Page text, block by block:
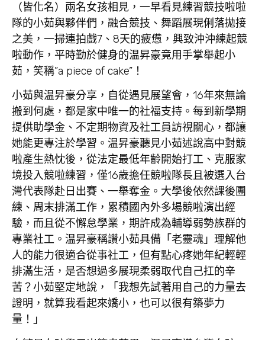
（皆化名）兩名女孩相見，一早看見練習競技啦啦
隊的小茹與夥伴們，融合競技、舞蹈展現俐落拋接
之美，一掃連拍戲7、8天的疲憊，興致沖沖練起競
啦動作，平時勤於健身的温昇豪竟用手掌舉起小
茹，笑稱”a piece of cake”！
小茹與温昇豪分享， 自從遇見展望會， 16年來無論
搬到何處，都是家中唯一的社福支持。每到新學期
提供助學金、不定期物資及社工員訪視關心，都讓
她能更專注於學習。温昇豪聽見小茹述說高中對競
啦產生熱忱後，從法定最低年齡開始打工、克服家
境投入競啦練習，僅16歲擔任競啦隊長且被選入台
灣代表隊赴日出賽、一舉奪金。大學後依然課後團
練、周末排滿工作，累積國內外多場競啦演出經
驗，而且從不懈怠學業，期許成為輔導弱勢族群的
專業社工。温昇豪稱讚小茹具備「老靈魂」理解他
人的能力很適合從事社工，但有點心疼她年紀輕輕
排滿生活，是否想過多展現柔弱取代自己扛的辛
苦？小茹堅定地說，「我想先試著用自己的力量去
證明，就算我看起來嬌小，也可以很有築夢力
量！」